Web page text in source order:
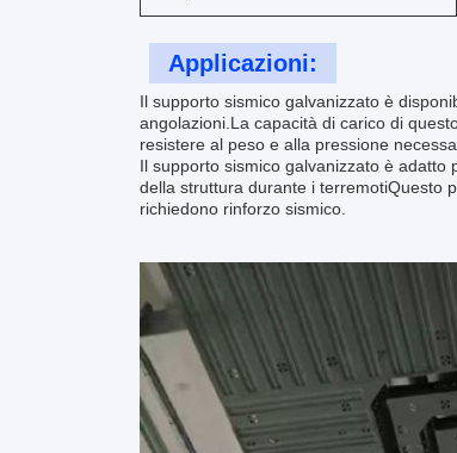
Applicazioni:
Il supporto sismico galvanizzato è
angolazioni.La capacità di carico di
resistere al peso e alla pressione
Il supporto sismico galvanizzato è
della struttura durante i terremotiQuesto
richiedono rinforzo sismico.